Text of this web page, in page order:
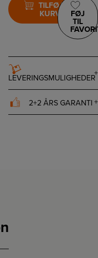
TILFØJ TIL
KURV
FØJ
TIL
LEVERINGSMULIGHEDER
2+2 ÅRS GARANTI